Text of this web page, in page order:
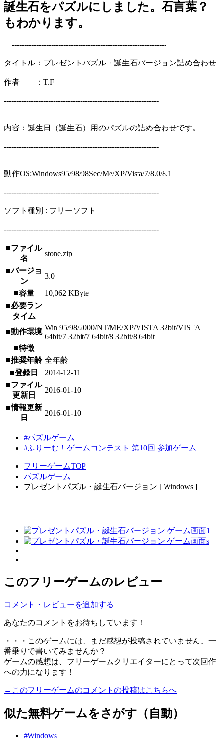
誕生石をパズルにしました。石言葉？
もわかります。
---------------------------------------------------------------
タイトル：プレゼントパズル・誕生石バージョン詰め合わせ
作者 ：T.F
---------------------------------------------------------------
内容：誕生日（誕生石）用のパズルの詰め合わせです。
---------------------------------------------------------------
動作OS:Windows95/98/98Sec/Me/XP/Vista/7/8.0/8.1
---------------------------------------------------------------
ソフト種別 : フリーソフト
---------------------------------------------------------------
■ファイル
名
stone.zip
■バージョ
ン
3.0
■容量
10,062 KByte
■必要ラン
タイム
■動作環境 Win 95/98/2000/NT/ME/XP/VISTA 32bit/VISTA
64bit/7 32bit/7 64bit/8 32bit/8 64bit
■特徴
■推奨年齢 全年齢
■登録日
2014-12-11
■ファイル
更新日
2016-01-10
■情報更新
日
2016-01-10
#パズルゲーム
#ふりーむ！ゲームコンテスト 第10回 参加ゲーム
フリーゲームTOP
パズルゲーム
プレゼントパズル・誕生石バージョン [ Windows ]
このフリーゲームのレビュー
コメント・レビューを追加する
あなたのコメントをお待ちしています！
・・・このゲームには、まだ感想が投稿されていません。一
番乗りで書いてみませんか？
ゲームの感想は、フリーゲームクリエイターにとって次回作
への力になります！
→このフリーゲームのコメントの投稿はこちらへ
似た無料ゲームをさがす（自動）
#Windows